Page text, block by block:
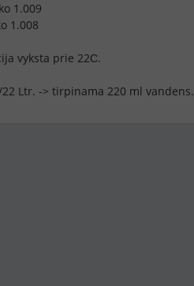
1.009
1.008
vyksta prie 22С.
Ltr. -> tirpinama 220 ml vandens.